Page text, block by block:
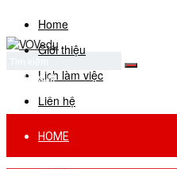
Home
Giới thiệu
Lịch làm việc
Liên hệ
No Result
View All Result
HOME